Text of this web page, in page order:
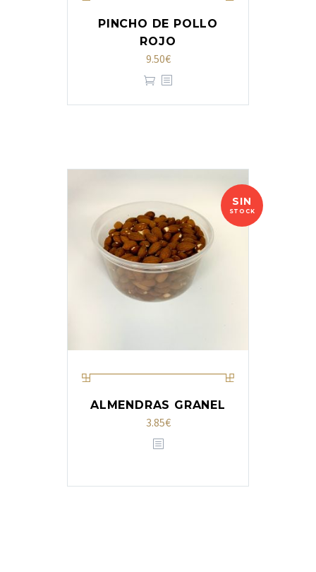
PINCHO DE POLLO
ROJO
9.50€
SIN
STOCK
ALMENDRAS GRANEL
3.85€